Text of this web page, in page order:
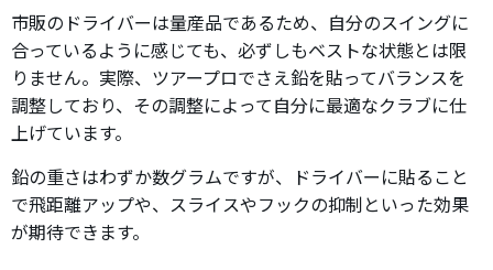
市販のドライバーは量産品であるため、自分のスイングに
合っているように感じても、必ずしもベストな状態とは限
りません。実際、ツアープロでさえ鉛を貼ってバランスを
調整しており、その調整によって自分に最適なクラブに仕
上げています。
鉛の重さはわずか数グラムですが、ドライバーに貼ること
で飛距離アップや、スライスやフックの抑制といった効果
が期待できます。